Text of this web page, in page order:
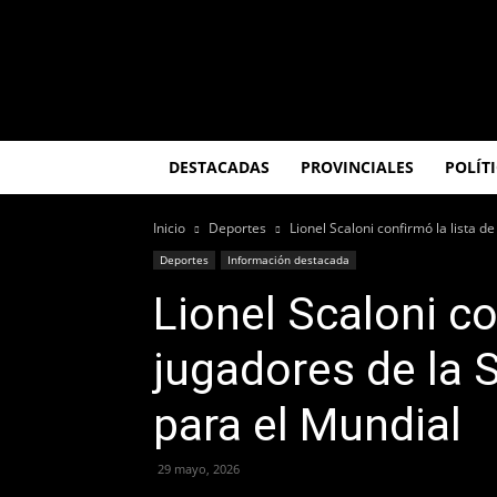
DESTACADAS PROVINCIALES
Inicio Deportes Lionel Scaloni confirmó la lista
Deportes Información destacada
Lionel Scaloni
jugadores de la
para el Mundial
29 mayo, 2026